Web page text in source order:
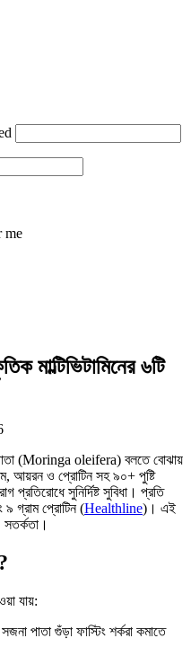
me
মাল্টিভিটামিনের ৬টি
(Moringa oleifera) বলতে বোঝায়
আয়রন ও প্রোটিন সহ ৯০+ পুষ্টি
প্রতিরোধে সুনির্দিষ্ট সুবিধা। প্রতি
৯ গ্রাম প্রোটিন (Healthline)। এই
সতর্কতা।
যায়:
পাতা গুঁড়া ফাস্টিং শর্করা কমাতে